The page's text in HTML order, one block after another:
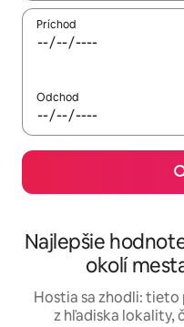
Príchod
Odchod
Najlepšie
okolí
Hostia sa zhodli:
z hľadiska lokality,